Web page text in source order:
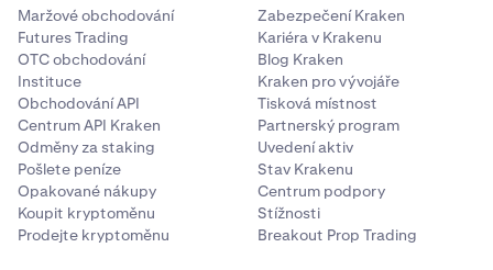
Maržové obchodování
Futures Trading
OTC obchodování
Instituce
Obchodování API
Centrum API Kraken
Odměny za staking
Pošlete peníze
Opakované nákupy
Koupit kryptoměnu
Prodejte kryptoměnu
Zabezpečení Kraken
Kariéra v Krakenu
Blog Kraken
Kraken pro vývojáře
Tisková místnost
Partnerský program
Uvedení aktiv
Stav Krakenu
Centrum podpory
Stížnosti
Breakout Prop Trading